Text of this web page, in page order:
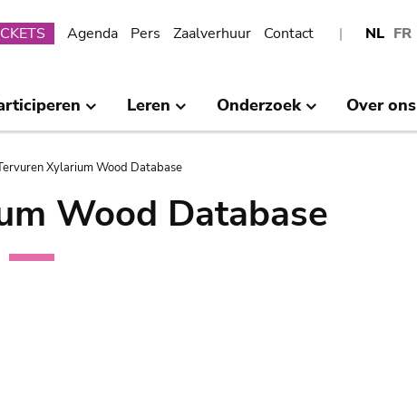
NL FR
Agenda Pers Zaalverhuur Contact
Leren Onderzoek Over ons
Xylarium Wood Database
Wood Database